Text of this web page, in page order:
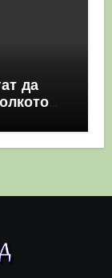
да